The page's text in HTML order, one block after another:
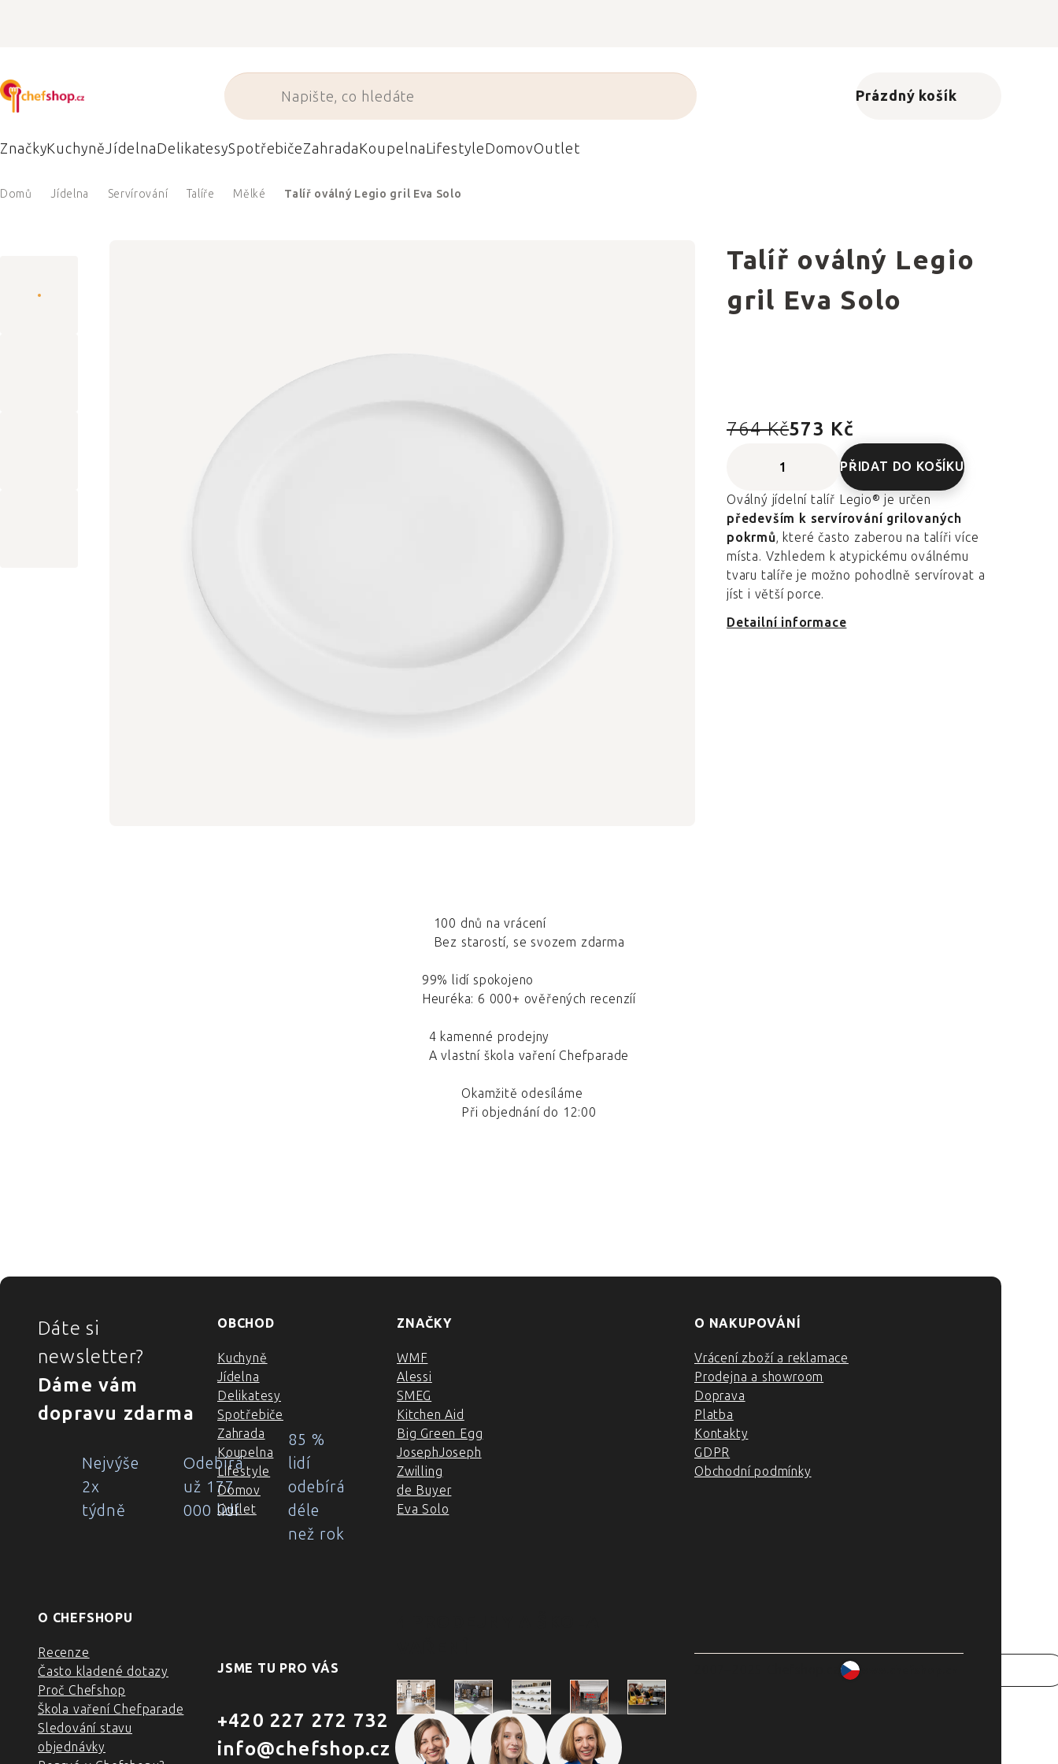
Nákupní košík
Prázdný košík
ZnačkyKuchyněJídelnaDelikatesySpotřebičeZahradaKoupelnaLifestyleDomovOutlet
Domů Jídelna Servírování Talíře Mělké Talíř oválný Legio gril Eva Solo
Talíř oválný Legio
gril Eva Solo
764 Kč573 Kč
PŘIDAT DO KOŠÍKU
Oválný jídelní talíř Legio® je určen
především k servírování grilovaných
pokrmů, které často zaberou na talíři více
místa. Vzhledem k atypickému oválnému
tvaru talíře je možno pohodlně servírovat a
jíst i větší porce.
Detailní informace
100 dnů na vrácení
Bez starostí, se svozem zdarma
99% lidí spokojeno
Heuréka: 6 000+ ověřených recenzíí
4 kamenné prodejny
A vlastní škola vaření Chefparade
Okamžitě odesíláme
Při objednání do 12:00
ZÁPATÍ
Dáte si
newsletter?
Dáme vám
dopravu zdarma
Nejvýše
2x
týdně
Odebírá
už 177
000 lidí
85 %
lidí
odebírá
déle
než rok
OBCHOD
Kuchyně
Jídelna
Delikatesy
Spotřebiče
Zahrada
Koupelna
Lifestyle
Domov
Outlet
ZNAČKY
WMF
Alessi
SMEG
Kitchen Aid
Big Green Egg
JosephJoseph
Zwilling
de Buyer
Eva Solo
O NAKUPOVÁNÍ
Vrácení zboží a reklamace
Prodejna a showroom
Doprava
Platba
Kontakty
GDPR
Obchodní podmínky
O CHEFSHOPU
Recenze
Často kladené dotazy
Proč Chefshop
Škola vaření Chefparade
Sledování stavu
objednávky
JSME TU PRO VÁS
+420 227 272 732
info@chefshop.cz
Praha Praha
Outlet
Brno
www.chefshop.cz